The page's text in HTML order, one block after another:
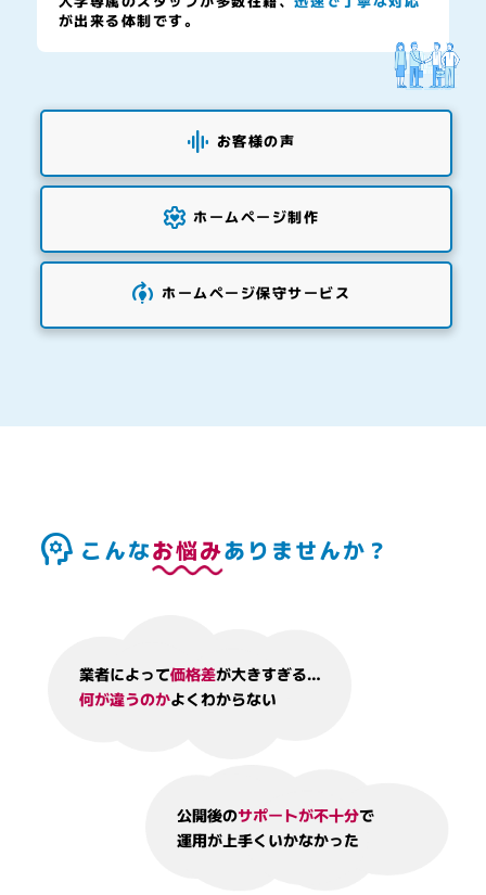
が出来る体制です。
お客様の声
ホームページ制作
ホームページ保守サービス
こんなお悩みありませんか？
業者によって価格差が大きすぎる…
何が違うのかよくわからない
公開後のサポートが不十分で
運用が上手くいかなかった